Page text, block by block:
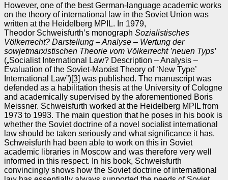
However, one of the best German-language academic works
on the theory of international law in the Soviet Union was
written at the Heidelberg MPIL. In 1979,
Theodor Schweisfurth’s monograph Sozialistisches
Völkerrecht? Darstellung – Analyse – Wertung der
sowjetmarxistischen Theorie vom Völkerrecht ’neuen Typs’
(„Socialist International Law? Description – Analysis –
Evaluation of the Soviet‑Marxist Theory of ‘New Type’
International Law”)[3] was published. The manuscript was
defended as a habilitation thesis at the University of Cologne
and academically supervised by the aforementioned Boris
Meissner. Schweisfurth worked at the Heidelberg MPIL from
1973 to 1993. The main question that he poses in his book is
whether the Soviet doctrine of a novel socialist international
law should be taken seriously and what significance it has.
Schweisfurth had been able to work on this in Soviet
academic libraries in Moscow and was therefore very well
informed in this respect. In his book, Schweisfurth
convincingly shows how the Soviet doctrine of international